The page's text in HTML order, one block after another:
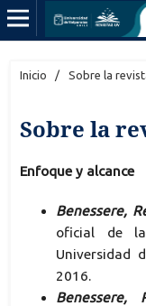
Inicio / Sobre la
Sobre la
Enfoque y alcance
Benessere,
oficial de
Universidad
2016.
Benessere,